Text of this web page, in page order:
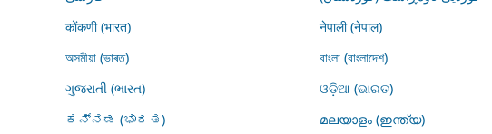
कोंकणी (भारत)
नेपाली (नेपाल)
অসমীয়া (ভাৰত)
বাংলা (বাংলাদেশ)
ગુજરાતી (ભારત)
ଓଡ଼ିଆ (ଭାରତ)
ಕನ್ನಡ (ಭಾರತ)
മലയാളം (ഇന്ത്യ)